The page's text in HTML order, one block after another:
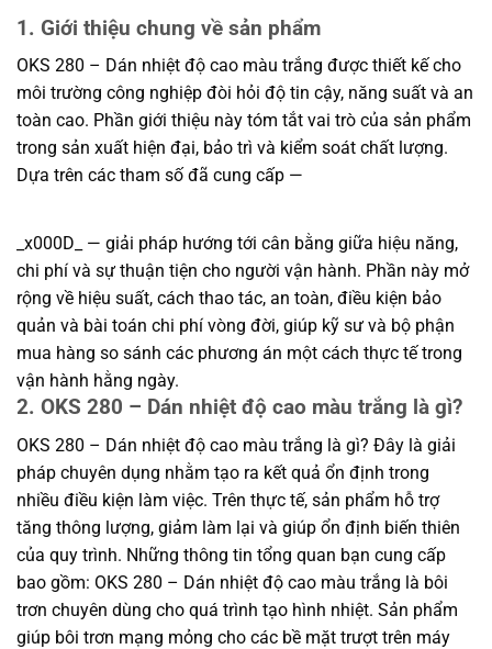
1. Giới thiệu chung về sản phẩm
OKS 280 – Dán nhiệt độ cao màu trắng được thiết kế cho
môi trường công nghiệp đòi hỏi độ tin cậy, năng suất và an
toàn cao. Phần giới thiệu này tóm tắt vai trò của sản phẩm
trong sản xuất hiện đại, bảo trì và kiểm soát chất lượng.
Dựa trên các tham số đã cung cấp —
_x000D_ — giải pháp hướng tới cân bằng giữa hiệu năng,
chi phí và sự thuận tiện cho người vận hành. Phần này mở
rộng về hiệu suất, cách thao tác, an toàn, điều kiện bảo
quản và bài toán chi phí vòng đời, giúp kỹ sư và bộ phận
mua hàng so sánh các phương án một cách thực tế trong
vận hành hằng ngày.
2. OKS 280 – Dán nhiệt độ cao màu trắng là gì?
OKS 280 – Dán nhiệt độ cao màu trắng là gì? Đây là giải
pháp chuyên dụng nhằm tạo ra kết quả ổn định trong
nhiều điều kiện làm việc. Trên thực tế, sản phẩm hỗ trợ
tăng thông lượng, giảm làm lại và giúp ổn định biến thiên
của quy trình. Những thông tin tổng quan bạn cung cấp
bao gồm: OKS 280 – Dán nhiệt độ cao màu trắng là bôi
trơn chuyên dùng cho quá trình tạo hình nhiệt. Sản phẩm
giúp bôi trơn mạng mỏng cho các bề mặt trượt trên máy